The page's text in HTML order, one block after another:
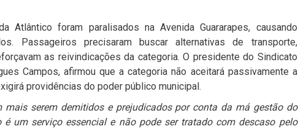
Atlântico foram paralisados na Avenida Guararapes, causando
Passageiros precisaram buscar alternativas de transporte,
as reivindicações da categoria. O presidente do Sindicato
Campos, afirmou que a categoria não aceitará passivamente a
providências do poder público municipal.
mais serem demitidos e prejudicados por conta da má gestão do
é um serviço essencial e não pode ser tratado com descaso pelo